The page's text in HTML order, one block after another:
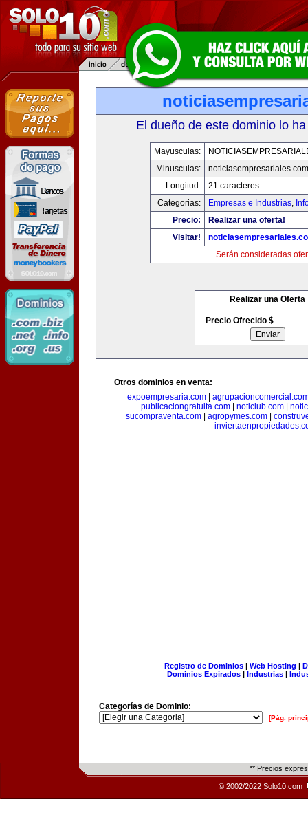
El dueño de este dominio lo
Mayusculas:
Minusculas:
noticiasempresariales.com
Longitud:
21 caracteres
Categorias:
Empresas e Industrias,
Precio:
Realizar una oferta!
Visitar!
Serán consideradas
Realizar una Oferta
Precio Ofrecido $
Otros dominios en venta:
expoempresaria.com|
publicaciongratuita.com| noticlub.com|
sucompraventa.com
agropymes.com
Registro de Dominios| Web Hosting |
Dominios Expirados | Industrias |
Categorías de Dominio:
[Pág.
** Precios
© 2002/2022 Solo10.com